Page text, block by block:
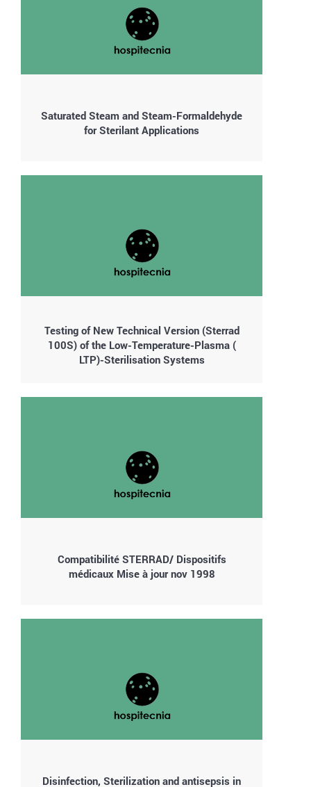
Saturated Steam and Steam-Formaldehyde
for Sterilant Applications
Testing of New Technical Version (Sterrad
100S) of the Low-Temperature-Plasma (
LTP)-Sterilisation Systems
Compatibilité STERRAD/ Dispositifs
médicaux Mise à jour nov 1998
Disinfection, Sterilization and antisepsis in